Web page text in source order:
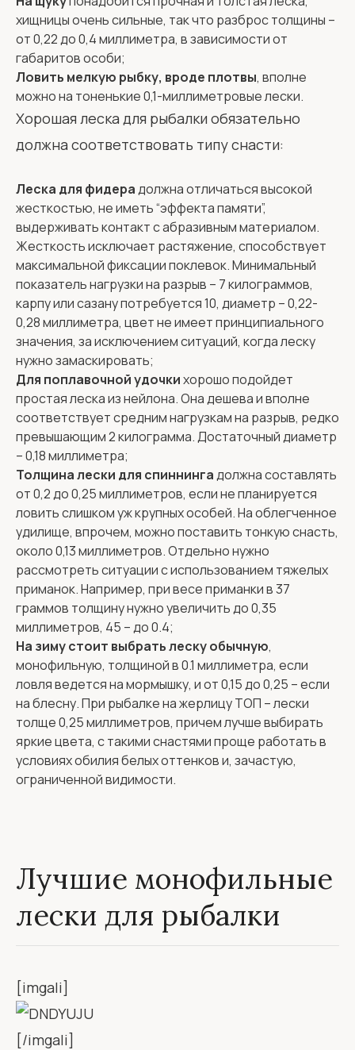
хищницы очень сильные, так что разброс толщины –
от 0,22 до 0,4 миллиметра, в зависимости от
габаритов особи;
Ловить мелкую рыбку, вроде плотвы, вполне
можно на тоненькие 0,1-миллиметровые лески.
Хорошая леска для рыбалки обязательно
должна соответствовать типу снасти:
Леска для фидерадолжна отличаться высокой
жесткостью, не иметь “эффекта памяти”,
выдерживать контакт с абразивным материалом.
Жесткость исключает растяжение, способствует
максимальной фиксации поклевок. Минимальный
показатель нагрузки на разрыв – 7 килограммов,
карпу или сазану потребуется 10, диаметр – 0,22-
0,28 миллиметра, цвет не имеет принципиального
значения, за исключением ситуаций, когда леску
нужно замаскировать;
Для поплавочной удочкихорошо подойдет
простая леска из нейлона. Она дешева и вполне
соответствует средним нагрузкам на разрыв, редко
превышающим 2 килограмма. Достаточный диаметр
– 0,18 миллиметра;
Толщина лески для спиннингадолжна составлять
от 0,2 до 0,25 миллиметров, если не планируется
ловить слишком уж крупных особей. На облегченное
удилище, впрочем, можно поставить тонкую снасть,
около 0,13 миллиметров. Отдельно нужно
рассмотреть ситуации с использованием тяжелых
приманок. Например, при весе приманки в 37
граммов толщину нужно увеличить до 0,35
миллиметров, 45 – до 0.4;
На зиму стоит выбрать леску обычную,
монофильную, толщиной в 0.1 миллиметра, если
ловля ведется на мормышку, и от 0,15 до 0,25 – если
на блесну. При рыбалке на жерлицу ТОП – лески
толще 0,25 миллиметров, причем лучше выбирать
яркие цвета, с такими снастями проще работать в
условиях обилия белых оттенков и, зачастую,
ограниченной видимости.
Лучшие монофильные
лески для рыбалки
[imgali]
[/imgali]